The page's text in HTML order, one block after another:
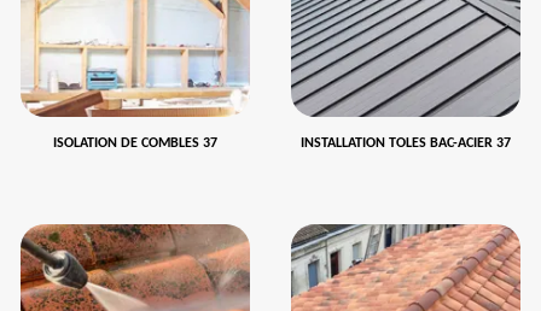
ISOLATION DE COMBLES 37 INSTALLATION TOLES BAC-ACIER 37